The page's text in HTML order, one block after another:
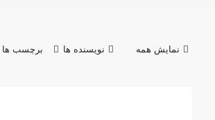
برچسب ها نویسنده ها نمایش همه